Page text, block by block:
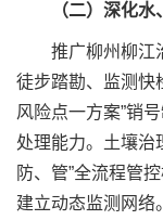
（二）深化水
推广柳州柳江治
徒步踏勘、监测快
风险点一方案”销
处理能力。土壤治
防、管”全流程管
建立动态监测网络。